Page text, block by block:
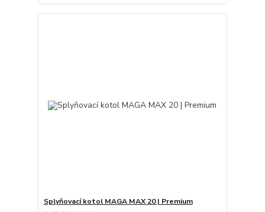
Splyňovací kotol MAGA MAX 20 | Premium